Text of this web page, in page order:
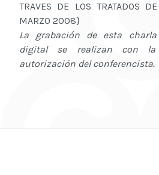
TRAVES DE LOS TRATADOS
MARZO 2008}
La grabación de esta
digital se realizan con la
autorización del conferencista.